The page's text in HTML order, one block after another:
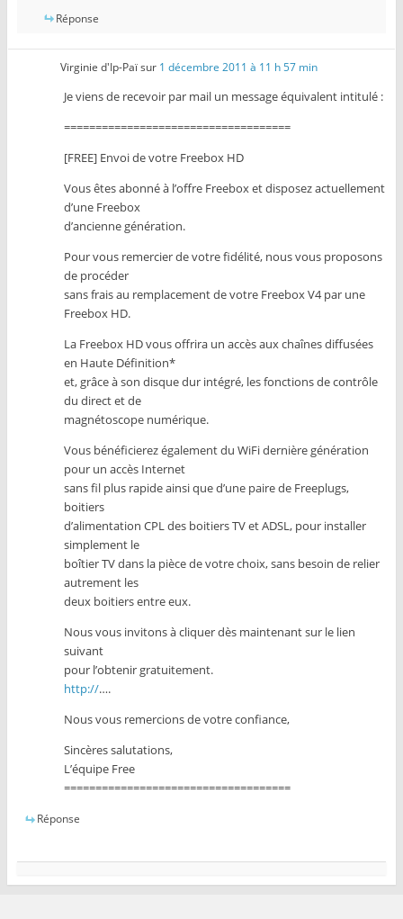
Réponse
Virginie d'Ip-Païsur 1 décembre 2011 à 11 h 57 min
Je viens de recevoir par mail un message équivalent intitulé :
====================================
[FREE] Envoi de votre Freebox HD
Vous êtes abonné à l’offre Freebox et disposez actuellement
d’une Freebox
d’ancienne génération.
Pour vous remercier de votre fidélité, nous vous proposons
de procéder
sans frais au remplacement de votre Freebox V4 par une
Freebox HD.
La Freebox HD vous offrira un accès aux chaînes diffusées
en Haute Définition*
et, grâce à son disque dur intégré, les fonctions de contrôle
du direct et de
magnétoscope numérique.
Vous bénéficierez également du WiFi dernière génération
pour un accès Internet
sans fil plus rapide ainsi que d’une paire de Freeplugs,
boitiers
d’alimentation CPL des boitiers TV et ADSL, pour installer
simplement le
boîtier TV dans la pièce de votre choix, sans besoin de relier
autrement les
deux boitiers entre eux.
Nous vous invitons à cliquer dès maintenant sur le lien
suivant
pour l’obtenir gratuitement.
http://….
Nous vous remercions de votre confiance,
Sincères salutations,
L’équipe Free
====================================
Réponse